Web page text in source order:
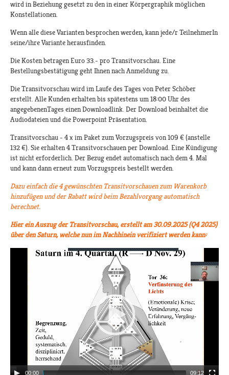
wird in Beziehung gesetzt zu den in einer Körpergraphik möglichen
Konstellationen.
Wenn alle diese Varianten besprochen werden, kann jede/r TeilnehmerIn
seine/ihre Variante herausfinden.
Die Kosten betragen Euro 33.- pro Transitvorschau. Eine
Bestellungsbestätigung geht Ihnen nach Anmeldung zu.
Die Transitvorschau wird im Laufe des Tages von Peter Schöber
erstellt. Alle Kunden erhalten bis spätestens um 18:00 Uhr des
angegebenenTages einen Downloadlink. Der Download beinhaltet die
Audiodateien und die Powerpoint Präsentation.
Transitvorschau - 4 x im Paket zum Vorzugspreis von 109 € (anstelle
132 €). Sie erhalten 4 Transitvorschauen per Download. Eine Kündigung
ist nicht erforderlich. Der Bezug endet automatisch nach dem 4. Mal
und kann dann erneut zum Vorzugspreis bestellt werden.
Dazu einfach die 4 gewünschten Transitvorschauen zum Warenkorb
hinzufügen und der Rabatt wird beim Bezahlvorgang automatisch
berechnet.
Hier ein Auszug der Transitvorschau, erstellt am 30.09.2025 (Q4 2025)
über den Saturn, welche nun im Nachhinein verifiziert werden kann:
00:00 09:12